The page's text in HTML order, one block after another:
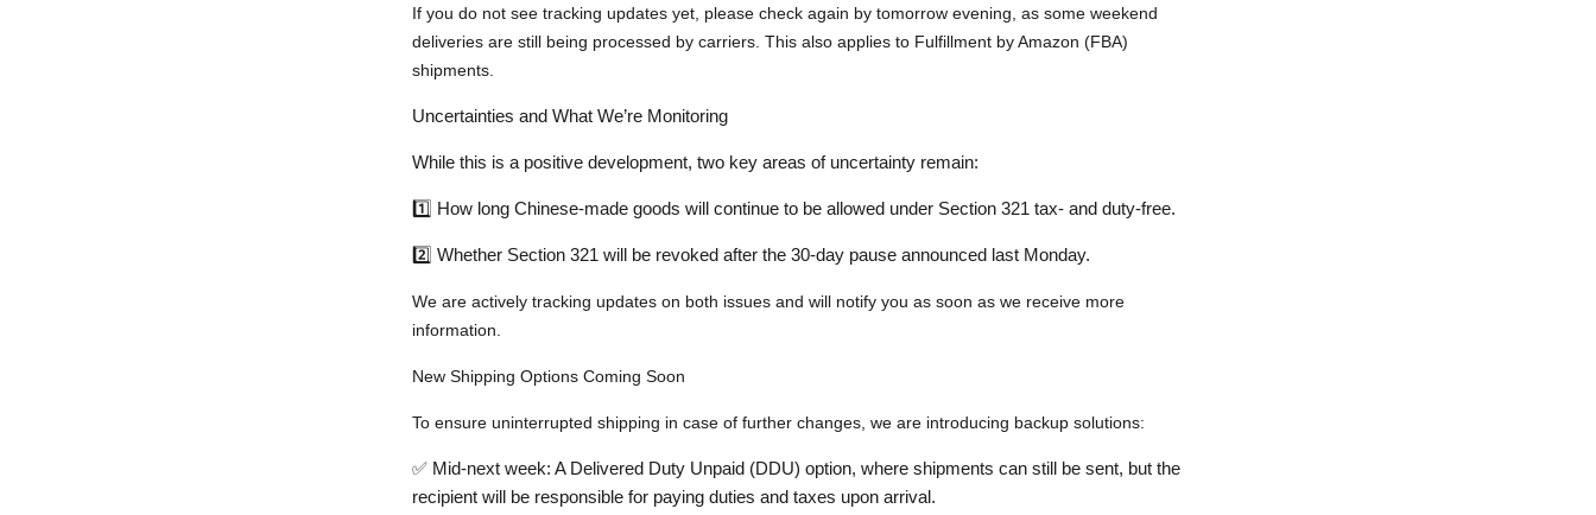
If you do not see tracking updates yet, please check again by tomorrow evening, as some weekend
deliveries are still being processed by carriers. This also applies to Fulfillment by Amazon (FBA)
shipments.
Uncertainties and What We’re Monitoring
While this is a positive development, two key areas of uncertainty remain:
1️⃣ How long Chinese-made goods will continue to be allowed under Section 321 tax- and duty-free.
2️⃣ Whether Section 321 will be revoked after the 30-day pause announced last Monday.
We are actively tracking updates on both issues and will notify you as soon as we receive more
information.
New Shipping Options Coming Soon
To ensure uninterrupted shipping in case of further changes, we are introducing backup solutions:
✅ Mid-next week: A Delivered Duty Unpaid (DDU) option, where shipments can still be sent, but the
recipient will be responsible for paying duties and taxes upon arrival.